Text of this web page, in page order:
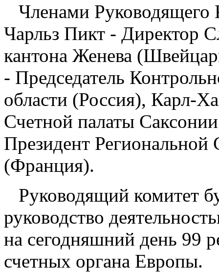
Членами Руководящего
Чарльз Пикт - Директор
кантона Женева
- Председатель
области (Россия), Карл-
Счетной палаты
Президент
(Франция).
Руководящий комитет
руководство
на сегодняшний день 99
счетных органа Европы.